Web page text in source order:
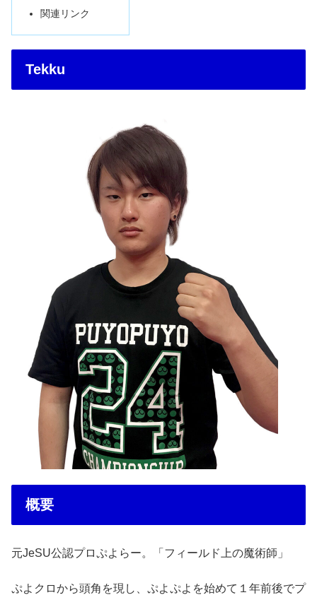
関連リンク
Tekku
概要
元JeSU公認プロぷよらー。「フィールド上の魔術師」
ぷよクロから頭角を現し、ぷよぷよを始めて１年前後でプ